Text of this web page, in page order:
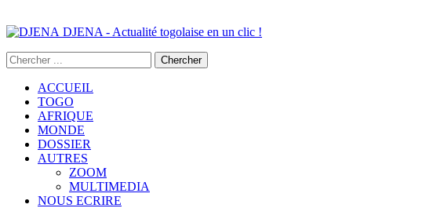
DJENA - Actualité togolaise en un clic !
ACCUEIL
TOGO
AFRIQUE
MONDE
DOSSIER
AUTRES
ZOOM
MULTIMEDIA
NOUS ECRIRE